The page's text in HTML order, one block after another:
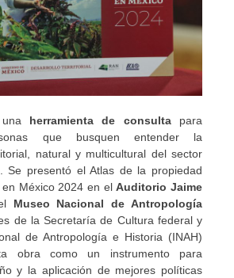
herramienta de consulta para
que busquen entender la
natural y multicultural del sector
Se presentó el Atlas de la propiedad
México 2024 en el Auditorio Jaime
Museo Nacional de Antropología
de la Secretaría de Cultura federal y
de Antropología e Historia (INAH)
obra como un instrumento para
y la aplicación de mejores políticas